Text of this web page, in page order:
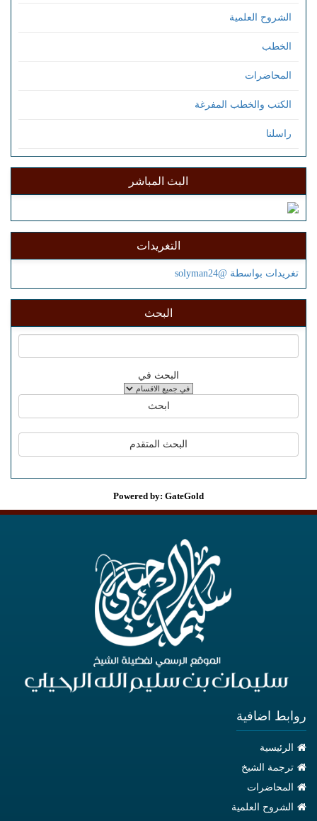
الشروح العلمية
الخطب
المحاضرات
الكتب والخطب المفرغة
راسلنا
البث المباشر
التغريدات
تغريدات بواسطة @solyman24
البحث
البحث في
Powered by: GateGold
روابط اضافية
الرئيسية
ترجمة الشيخ
المحاضرات
الشروح العلمية